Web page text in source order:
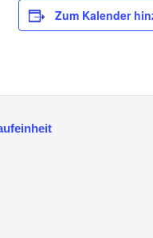
Zum Kalender